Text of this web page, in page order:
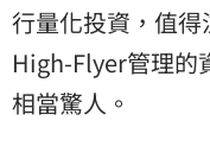
行量化投資，值得
High-Flyer管理的
相當驚人。